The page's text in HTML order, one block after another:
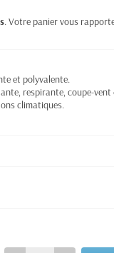
. Votre panier vous
et polyvalente.
respirante, coupe-
climatiques.